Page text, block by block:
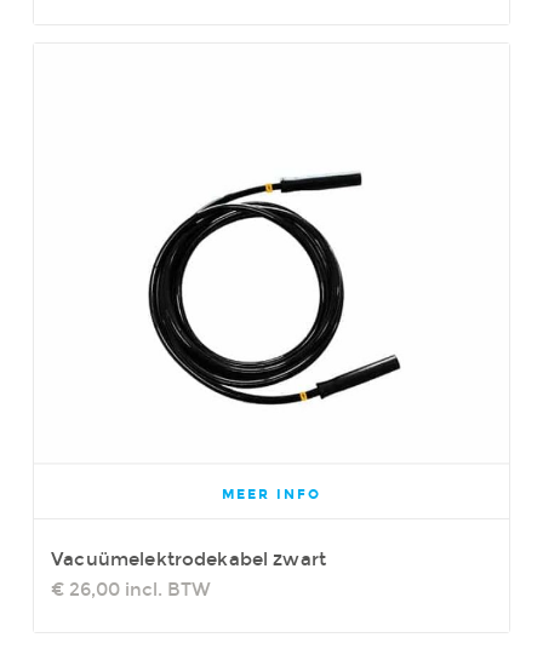
MEER INFO
Vacuümelektrodekabel zwart
€ 26,00 incl. BTW